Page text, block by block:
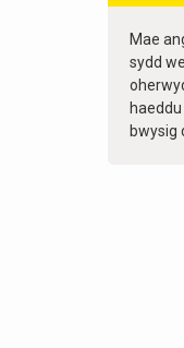
Mae
sydd
bwysig